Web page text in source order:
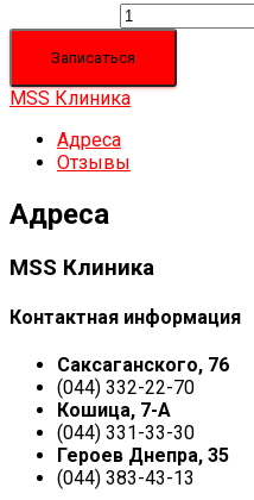
Записаться
MSS Клиника
Адреса
Отзывы
Адреса
MSS Клиника
Контактная информация
Саксаганского, 76
(044) 332-22-70
Кошица, 7-А
(044) 331-33-30
Героев Днепра, 35
(044) 383-43-13